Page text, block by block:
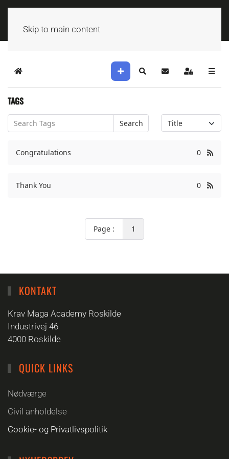
Skip to main content
Home Search Sign In
TAGS
Search
Congratulations 0
Thank You 0
Page : 1
KONTAKT
Krav Maga Academy Roskilde
Industrivej 46
4000 Roskilde
QUICK LINKS
Nødværge
Civil anholdelse
Cookie- og Privatlivspolitik